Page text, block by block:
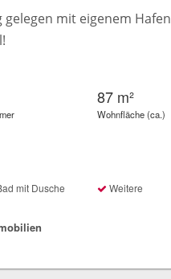
mit eigenem Hafen
87 m²
Wohnfläche (ca.)
mit Dusche Weitere